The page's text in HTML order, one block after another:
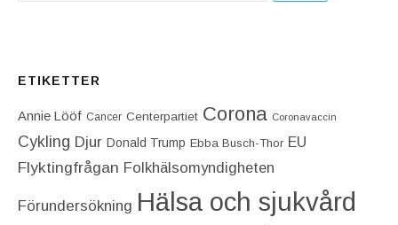
ETIKETTER
Annie Lööf Cancer Centerpartiet‎ Corona Coronavaccin
Cykling Djur Donald Trump Ebba Busch-Thor EU
Flyktingfrågan Folkhälsomyndigheten
Förundersökning Hälsa och sjukvård